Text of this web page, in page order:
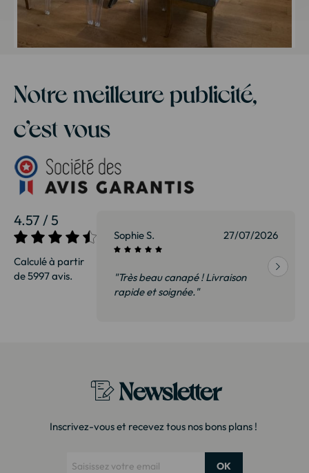
Notre meilleure publicité,
c’est vous
4.57 / 5
Calculé à partir
de 5997 avis.
27/07/2026 Sophie S. 27/07/2026
"Très beau canapé ! Livraison
rapide et soignée."
Newsletter
Inscrivez-vous et recevez tous nos bons plans !
OK